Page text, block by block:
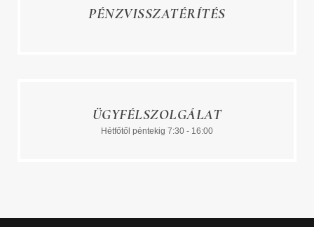
PÉNZVISSZATÉRÍTÉS
ÜGYFÉLSZOLGÁLAT
Hétfőtől péntekig 7:30 - 16:00